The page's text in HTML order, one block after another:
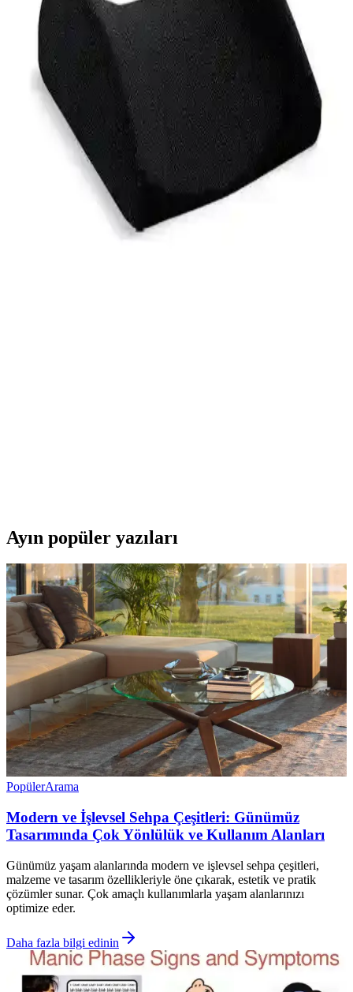
Camellian Bel Yastığı, ergonomik tasarımı, dayanıklı malzemeleri ve
çok yönlü kullanımıyla bel ağrılarını hafifletir, günlük yaşam
kalitenizi artırır.
Yataş Bedding Visco Therapy Bel Yastığı: Bel
Sağlığını Destekleyen Ergonomik Çözüm
Yataş Bedding'in visco elastik bel yastığı, ergonomik tasarımı ve
doğal malzemeleri ile bel ağrılarını hafifletir, uyku kalitesini artırır ve
uzun süreli kullanımlarda destek sağlar.
Pillowart Visco Bel Yastığı: Ergonomik Tasarımıyla
Bel ve Sırt Desteği Sağlar
Yüksek kaliteli hafızalı köpük ve ergonomik tasarımıyla Pillowart
Ayın popüler yazıları
PopülerArama
Modern ve İşlevsel Sehpa Çeşitleri: Günümüz
Tasarımında Çok Yönlülük ve Kullanım Alanları
Günümüz yaşam alanlarında modern ve işlevsel sehpa çeşitleri,
malzeme ve tasarım özellikleriyle öne çıkarak, estetik ve pratik
çözümler sunar. Çok amaçlı kullanımlarla yaşam alanlarınızı
optimize eder.
Daha fazla bilgi edinin